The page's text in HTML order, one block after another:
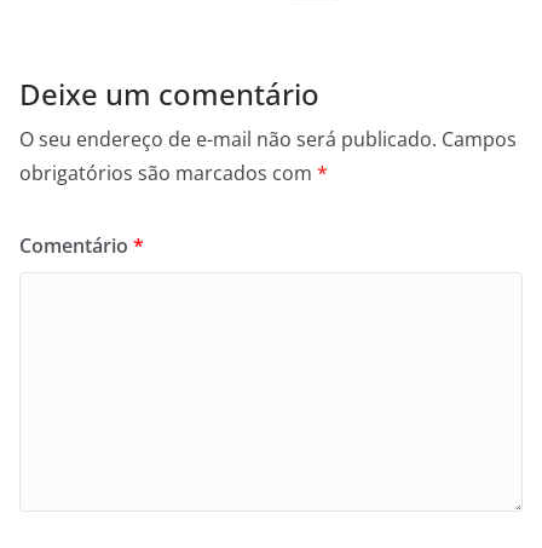
Deixe um comentário
O seu endereço de e-mail não será publicado. Campos
obrigatórios são marcados com *
Comentário *